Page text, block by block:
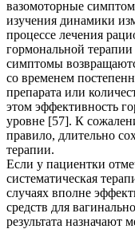
вазомоторные
изучения динамики
процессе лечения
гормональной
симптомы
со временем
препарата или
этом эффективность
уровне [57]. К
правило, длительно
терапии.
Если у пациентки
систематическая
случаях вполне
средств для
результата назначают